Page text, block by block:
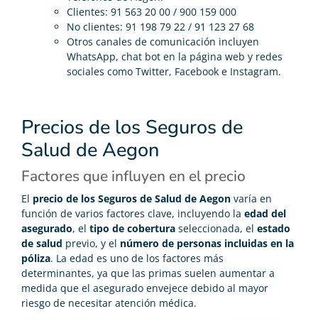
Clientes: 91 563 20 00 / 900 159 000
No clientes: 91 198 79 22 / 91 123 27 68
Otros canales de comunicación incluyen
WhatsApp, chat bot en la página web y redes
sociales como Twitter, Facebook e Instagram.
Precios de los Seguros de
Salud de Aegon
Factores que influyen en el precio
El precio de los Seguros de Salud de Aegon varía en
función de varios factores clave, incluyendo la edad del
asegurado, el tipo de cobertura seleccionada, el estado
de salud previo, y el número de personas incluidas en la
póliza. La edad es uno de los factores más
determinantes, ya que las primas suelen aumentar a
medida que el asegurado envejece debido al mayor
riesgo de necesitar atención médica.